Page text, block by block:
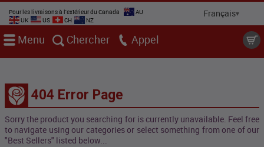
Pour les livraisons à l'extérieur du Canada
AU
UK
US CH NZ
Menu Chercher Appel
404 Error Page
Sorry the product you searching for is currently unavailable. Feel free
to navigate using our categories or select something from one of our
"Best Sellers" listed below...